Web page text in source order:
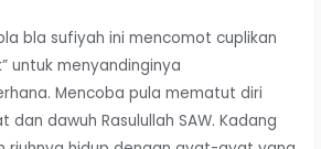
bla sufiyah ini mencomot cuplikan
untuk menyandinginya
Mencoba pula mematut diri
dawuh Rasulullah SAW. Kadang